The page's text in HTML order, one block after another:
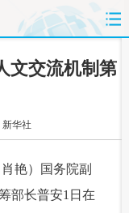
财经
法治
文交流机制第
新华社
艳）国务院副
部长普安1日在